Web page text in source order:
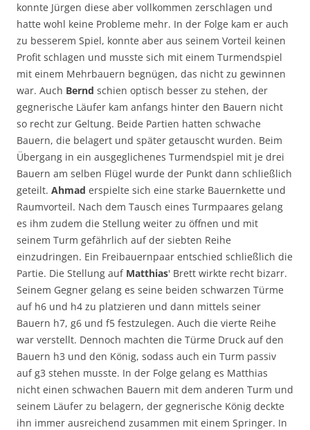
konnte Jürgen diese aber vollkommen zerschlagen und
hatte wohl keine Probleme mehr. In der Folge kam er auch
zu besserem Spiel, konnte aber aus seinem Vorteil keinen
Profit schlagen und musste sich mit einem Turmendspiel
mit einem Mehrbauern begnügen, das nicht zu gewinnen
war. Auch Bernd schien optisch besser zu stehen, der
gegnerische Läufer kam anfangs hinter den Bauern nicht
so recht zur Geltung. Beide Partien hatten schwache
Bauern, die belagert und später getauscht wurden. Beim
Übergang in ein ausgeglichenes Turmendspiel mit je drei
Bauern am selben Flügel wurde der Punkt dann schließlich
geteilt. Ahmad erspielte sich eine starke Bauernkette und
Raumvorteil. Nach dem Tausch eines Turmpaares gelang
es ihm zudem die Stellung weiter zu öffnen und mit
seinem Turm gefährlich auf der siebten Reihe
einzudringen. Ein Freibauernpaar entschied schließlich die
Partie. Die Stellung auf Matthias' Brett wirkte recht bizarr.
Seinem Gegner gelang es seine beiden schwarzen Türme
auf h6 und h4 zu platzieren und dann mittels seiner
Bauern h7, g6 und f5 festzulegen. Auch die vierte Reihe
war verstellt. Dennoch machten die Türme Druck auf den
Bauern h3 und den König, sodass auch ein Turm passiv
auf g3 stehen musste. In der Folge gelang es Matthias
nicht einen schwachen Bauern mit dem anderen Turm und
seinem Läufer zu belagern, der gegnerische König deckte
ihn immer ausreichend zusammen mit einem Springer. In